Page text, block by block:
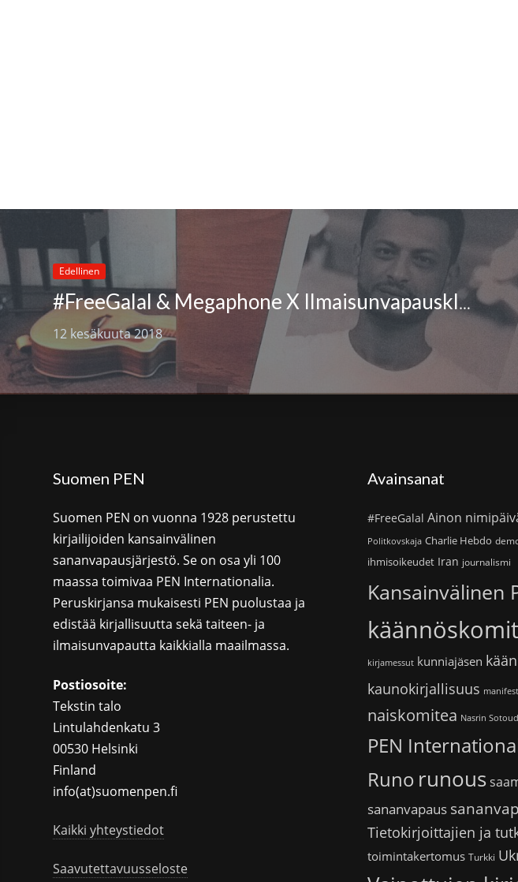
Edellinen
#FreeGalal & Megaphone X Ilmaisunvapausklubilla 9.6.2018
12 kesäkuuta 2018
Suomen PEN
Suomen PEN on vuonna 1928 perustettu
kirjailijoiden kansainvälinen
sananvapausjärjestö. Se on osa yli 100
maassa toimivaa PEN Internationalia.
Peruskirjansa mukaisesti PEN puolustaa ja
edistää kirjallisuutta sekä taiteen- ja
ilmaisunvapautta kaikkialla maailmassa.
Postiosoite:
Tekstin talo
Lintulahdenkatu 3
00530 Helsinki
Finland
info(at)suomenpen.fi
Kaikki yhteystiedot
Saavutettavuusseloste
Avainsanat
#FreeGalal Ainon
Politkovskaja Charlie Hebdo
ihmisoikeudet Iran journalismi
Kansainvälinen
kirjamessut kunniajäsen
kaunokirjallisuus
naiskomitea Nasrin
PEN
Runo runous
sananvapaus
Tietokirjoittajien ja
toimintakertomus Turkki